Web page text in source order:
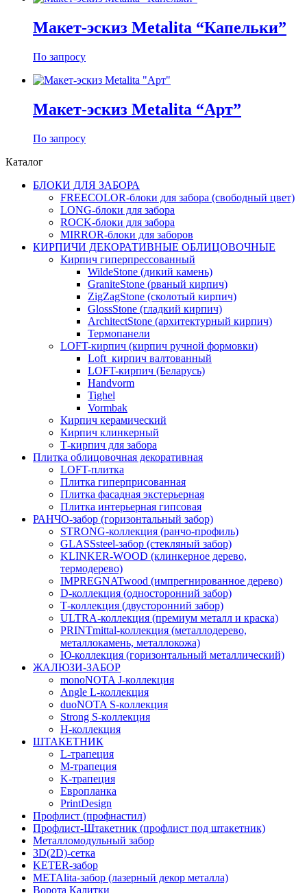
Макет-эскиз Меtalita “Капельки”
По запросу
Макет-эскиз Меtalita “Арт”
По запросу
Каталог
БЛОКИ ДЛЯ ЗАБОРА
FREECOLOR-блоки для забора (свободный цвет)
LONG-блоки для забора
ROCK-блоки для забора
MIRROR-блоки для заборов
КИРПИЧИ ДЕКОРАТИВНЫЕ ОБЛИЦОВОЧНЫЕ
Кирпич гиперпрессованный
WildeStone (дикий камень)
GraniteStone (рваный кирпич)
ZigZagStone (сколотый кирпич)
GlossStone (гладкий кирпич)
ArchitectStone (архитектурный кирпич)
Термопанели
LOFT-кирпич (кирпич ручной формовки)
Loft_кирпич валтованный
LOFT-кирпич (Беларусь)
Handvorm
Tighel
Vormbak
Кирпич керамический
Кирпич клинкерный
Т-кирпич для забора
Плитка облицовочная декоративная
LOFT-плитка
Плитка гиперприсованная
Плитка фасадная экстерьерная
Плитка интерьерная гипсовая
РАНЧО-забор (горизонтальный забор)
STRONG-коллекция (ранчо-профиль)
GLASSsteel-забор (стекляный забор)
KLINKER-WOOD (клинкерное дерево,
термодерево)
IMPREGNATwood (импрегнированное дерево)
D-коллекция (односторонний забор)
Т-коллекция (двусторонний забор)
ULTRA-коллекция (премиум металл и краска)
PRINTmittal-коллекция (металлодерево,
металлокамень, металлокожа)
Ю-коллекция (горизонтальный металлический)
ЖАЛЮЗИ-ЗАБОР
monoNOTA J-коллекция
Angle L-коллекция
duoNOTA S-коллекция
Strong S-коллекция
H-коллекция
ШТАКЕТНИК
L-трапеция
M-трапеция
K-трапеция
Европланка
PrintDesign
Профлист (профнастил)
Профлист-Штакетник (профлист под штакетник)
Металломодульный забор
3D(2D)-сетка
KETER-забор
METAlita-забор (лазерный декор металла)
Ворота Калитки